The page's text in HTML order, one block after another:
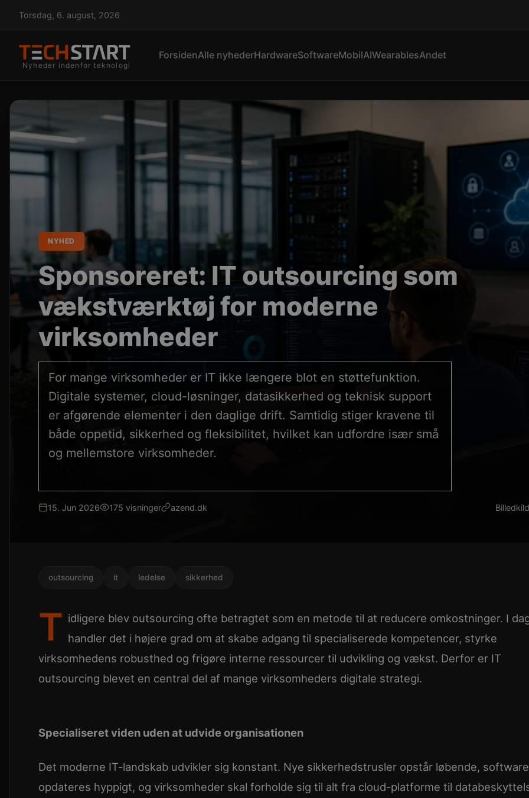
Torsdag, 6. august, 2026
Nyheder indenfor teknologi
ForsidenAlle nyhederHardwareSoftwareMobilAIWearablesAndet
NYHED
Sponsoreret: IT outsourcing som
vækstværktøj for moderne
virksomheder
For mange virksomheder er IT ikke længere blot en støttefunktion.
Digitale systemer, cloud-løsninger, datasikkerhed og teknisk support
er afgørende elementer i den daglige drift. Samtidig stiger kravene til
både oppetid, sikkerhed og fleksibilitet, hvilket kan udfordre især små
og mellemstore virksomheder.
15. Jun 2026 175 visninger azend.dk
outsourcing it ledelse sikkerhed
T idligere blev outsourcing ofte betragtet som en metode til at reducere omkostninger. I
handler det i højere grad om at skabe adgang til specialiserede kompetencer, styrke
virksomhedens robusthed og frigøre interne ressourcer til udvikling og vækst. Derfor er IT
outsourcing blevet en central del af mange virksomheders digitale strategi.
Specialiseret viden uden at udvide organisationen
Det moderne IT-landskab udvikler sig konstant. Nye sikkerhedstrusler opstår løbende, software
opdateres hyppigt, og virksomheder skal forholde sig til alt fra cloud-platforme til